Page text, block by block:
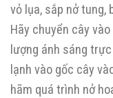
vỏ lụa, sắp nở tung,
Hãy chuyển cây
lượng ánh sáng
lạnh vào gốc cây
hãm quá trình nở